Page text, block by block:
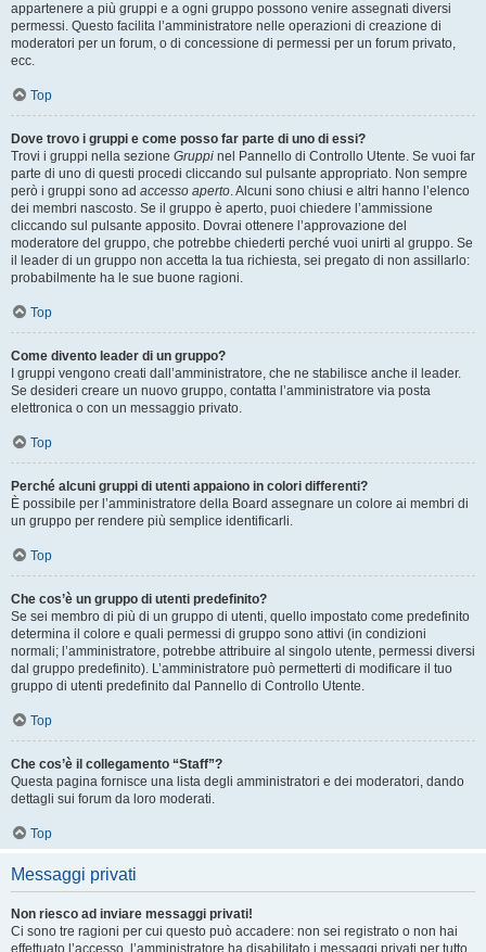
appartenere a più gruppi e a ogni gruppo possono venire assegnati diversi
permessi. Questo facilita l’amministratore nelle operazioni di creazione di
moderatori per un forum, o di concessione di permessi per un forum privato,
ecc.
Top
Dove trovo i gruppi e come posso far parte di uno di essi?
Trovi i gruppi nella sezione Gruppi nel Pannello di Controllo Utente. Se vuoi far
parte di uno di questi procedi cliccando sul pulsante appropriato. Non sempre
però i gruppi sono ad accesso aperto. Alcuni sono chiusi e altri hanno l’elenco
dei membri nascosto. Se il gruppo è aperto, puoi chiedere l’ammissione
cliccando sul pulsante apposito. Dovrai ottenere l’approvazione del
moderatore del gruppo, che potrebbe chiederti perché vuoi unirti al gruppo. Se
il leader di un gruppo non accetta la tua richiesta, sei pregato di non assillarlo:
probabilmente ha le sue buone ragioni.
Top
Come divento leader di un gruppo?
I gruppi vengono creati dall’amministratore, che ne stabilisce anche il leader.
Se desideri creare un nuovo gruppo, contatta l’amministratore via posta
elettronica o con un messaggio privato.
Top
Perché alcuni gruppi di utenti appaiono in colori differenti?
È possibile per l’amministratore della Board assegnare un colore ai membri di
un gruppo per rendere più semplice identificarli.
Top
Che cos’è un gruppo di utenti predefinito?
Se sei membro di più di un gruppo di utenti, quello impostato come predefinito
determina il colore e quali permessi di gruppo sono attivi (in condizioni
normali; l’amministratore, potrebbe attribuire al singolo utente, permessi diversi
dal gruppo predefinito). L’amministratore può permetterti di modificare il tuo
gruppo di utenti predefinito dal Pannello di Controllo Utente.
Top
Che cos’è il collegamento “Staff”?
Questa pagina fornisce una lista degli amministratori e dei moderatori, dando
dettagli sui forum da loro moderati.
Top
Messaggi privati
Non riesco ad inviare messaggi privati!
Ci sono tre ragioni per cui questo può accadere: non sei registrato o non hai
effettuato l’accesso, l’amministratore ha disabilitato i messaggi privati per tutto